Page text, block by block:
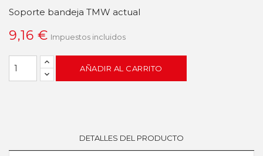
Soporte bandeja TMW actual
9,16 € Impuestos incluidos
AÑADIR AL CARRITO
DETALLES DEL PRODUCTO